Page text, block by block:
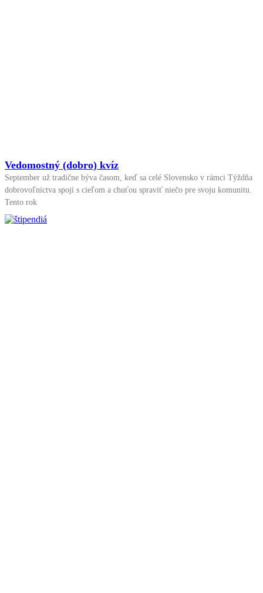
Vedomostný (dobro) kvíz
September už tradične býva časom, keď sa celé Slovensko v rámci Týždňa
dobrovoľníctva spojí s cieľom a chuťou spraviť niečo pre svoju komunitu.
Tento rok